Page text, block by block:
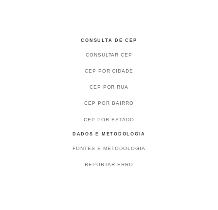
CONSULTA DE CEP
CONSULTAR CEP
CEP POR CIDADE
CEP POR RUA
CEP POR BAIRRO
CEP POR ESTADO
DADOS E METODOLOGIA
FONTES E METODOLOGIA
REPORTAR ERRO